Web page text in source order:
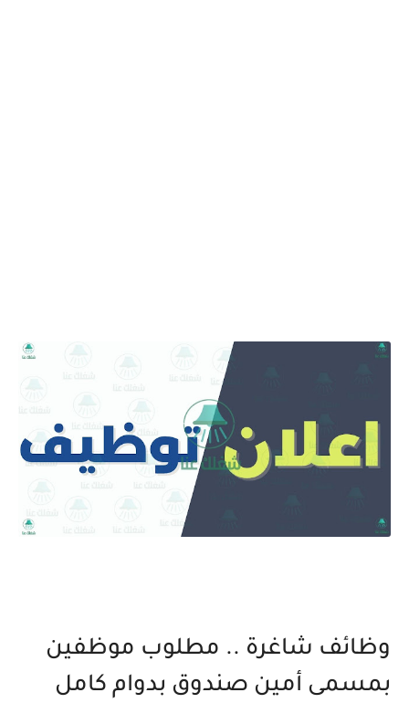
وظائف شاغرة .. مطلوب موظفين
بمسمى أمين صندوق بدوام كامل